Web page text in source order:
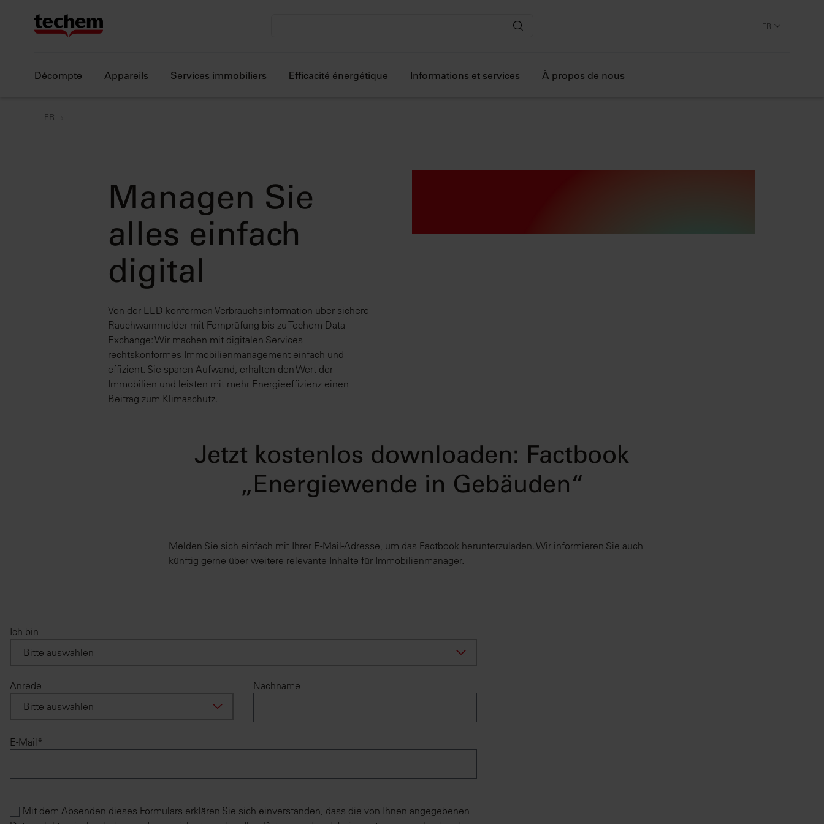
FR
Décompte Appareils Services immobiliers Efficacité énergétique Informations et services À propos de nous
FR
Managen Sie
alles einfach
digital
Von der EED-konformen Verbrauchsinformation über sichere
Rauchwarnmelder mit Fernprüfung bis zu Techem Data
Exchange: Wir machen mit digitalen Services
rechtskonformes Immobilienmanagement einfach und
effizient. Sie sparen Aufwand, erhalten den Wert der
Immobilien und leisten mit mehr Energieeffizienz einen
Beitrag zum Klimaschutz.
Jetzt kostenlos downloaden: Factbook
„Energiewende in Gebäuden“
Melden Sie sich einfach mit Ihrer E-Mail-Adresse, um das Factbook herunterzuladen. Wir informieren Sie auch
künftig gerne über weitere relevante Inhalte für Immobilienmanager.
Ich bin
Anrede Nachname
E-Mail*
Mit dem Absenden dieses Formulars erklären Sie sich einverstanden, dass die von Ihnen angegebenen